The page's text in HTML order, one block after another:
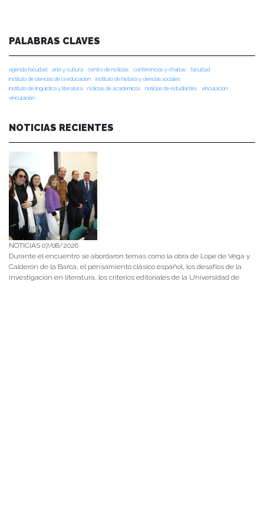
PALABRAS CLAVES
agenda facultad arte y cultura centro de noticias conferencias y charlas
facultad
instituto de ciencias de la educación
instituto de historia y ciencias sociales
instituto de lingüística y literatura
noticias de académicos noticias de estudiantes
vinculacion
vinculación
NOTICIAS RECIENTES
NOTICIAS 07/08/2026
Durante el encuentro se abordaron temas como la obra de Lope de Vega y
Calderón de la Barca, el pensamiento clásico español, los desafíos de la
investigación en literatura, los criterios editoriales de la Universidad de